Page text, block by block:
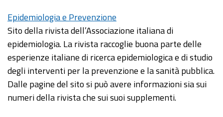
Epidemiologia e Prevenzione
Sito della rivista dell’Associazione italiana di
epidemiologia. La rivista raccoglie buona parte delle
esperienze italiane di ricerca epidemiologica e di studio
degli interventi per la prevenzione e la sanità pubblica.
Dalle pagine del sito si può avere informazioni sia sui
numeri della rivista che sui suoi supplementi.